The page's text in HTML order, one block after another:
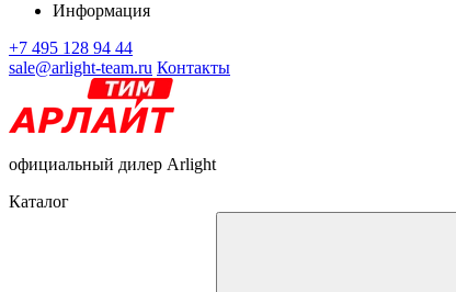
Информация
+7 495 128 94 44
sale@arlight-team.ru Контакты
официальный дилер Arlight
Каталог